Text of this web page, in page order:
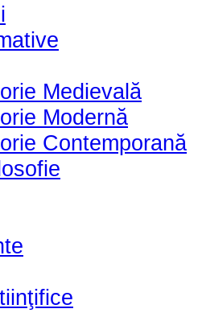
Medievală
Modernă
Contemporană